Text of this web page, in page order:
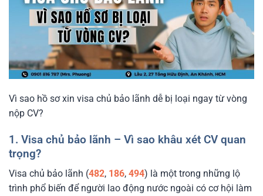
Vì sao hồ sơ xin visa chủ bảo lãnh dễ bị loại ngay từ vòng
nộp CV?
1. Visa chủ bảo lãnh – Vì sao khâu xét CV quan
trọng?
Visa chủ bảo lãnh (482, 186, 494) là một trong những lộ
trình phổ biến để người lao động nước ngoài có cơ hội làm